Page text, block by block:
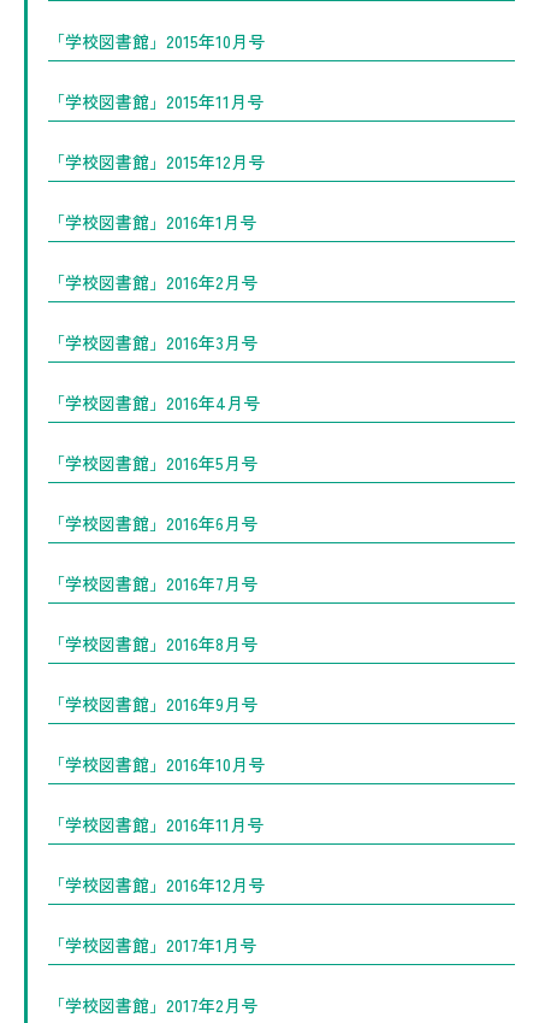
「学校図書館」2015年10月号
「学校図書館」2015年11月号
「学校図書館」2015年12月号
「学校図書館」2016年1月号
「学校図書館」2016年2月号
「学校図書館」2016年3月号
「学校図書館」2016年4月号
「学校図書館」2016年5月号
「学校図書館」2016年6月号
「学校図書館」2016年7月号
「学校図書館」2016年8月号
「学校図書館」2016年9月号
「学校図書館」2016年10月号
「学校図書館」2016年11月号
「学校図書館」2016年12月号
「学校図書館」2017年1月号
「学校図書館」2017年2月号